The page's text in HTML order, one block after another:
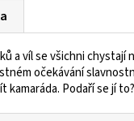
a víl se všichni chystají
očekávání
kamaráda. Podaří se jí